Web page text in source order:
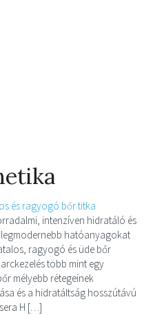
és ragyogó bőr titka
intenzíven hidratáló és
legmodernebb hatóanyagokat
ragyogó és üde bőr
több mint egy
mélyebb rétegeinek
és a hidratáltság hosszútávú
H […]